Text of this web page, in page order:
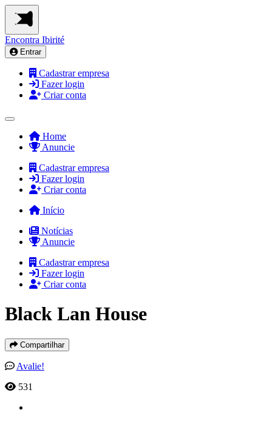
Encontra Ibirité
Entrar
Cadastrar empresa
Fazer login
Criar conta
Home
Anuncie
Cadastrar empresa
Fazer login
Criar conta
Início
Notícias
Anuncie
Cadastrar empresa
Fazer login
Criar conta
Black Lan House
Compartilhar
Avalie!
531